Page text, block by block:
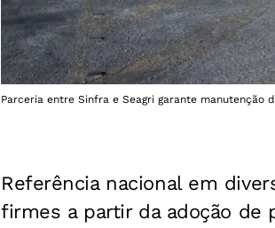
Parceria entre Sinfra e Seagri garante
Referência nacional em
firmes a partir da adoção de